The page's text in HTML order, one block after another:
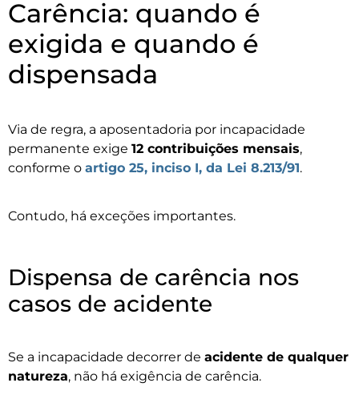
Carência: quando é
exigida e quando é
dispensada
Via de regra, a aposentadoria por incapacidade
permanente exige 12 contribuições mensais,
conforme o artigo 25, inciso I, da Lei 8.213/91.
Contudo, há exceções importantes.
Dispensa de carência nos
casos de acidente
Se a incapacidade decorrer de acidente de qualquer
natureza, não há exigência de carência.